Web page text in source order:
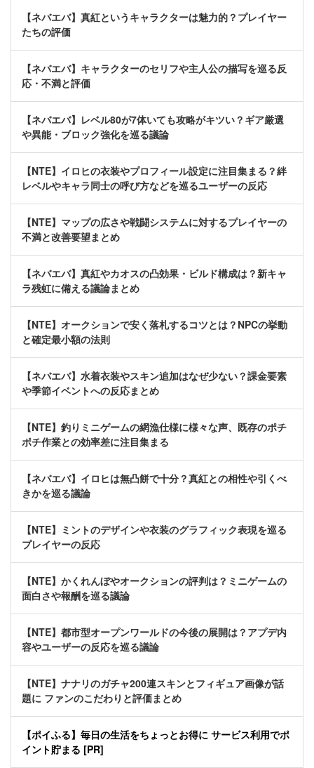
【ネバエバ】真紅というキャラクターは魅力的？プレイヤー
たちの評価
【ネバエバ】キャラクターのセリフや主人公の描写を巡る反
応・不満と評価
【ネバエバ】レベル80が7体いても攻略がキツい？ギア厳選
や異能・ブロック強化を巡る議論
【NTE】イロヒの衣装やプロフィール設定に注目集まる？絆
レベルやキャラ同士の呼び方などを巡るユーザーの反応
【NTE】マップの広さや戦闘システムに対するプレイヤーの
不満と改善要望まとめ
【ネバエバ】真紅やカオスの凸効果・ビルド構成は？新キャ
ラ残虹に備える議論まとめ
【NTE】オークションで安く落札するコツとは？NPCの挙動
と確定最小額の法則
【ネバエバ】水着衣装やスキン追加はなぜ少ない？課金要素
や季節イベントへの反応まとめ
【NTE】釣りミニゲームの網漁仕様に様々な声、既存のポチ
ポチ作業との効率差に注目集まる
【ネバエバ】イロヒは無凸餅で十分？真紅との相性や引くべ
きかを巡る議論
【NTE】ミントのデザインや衣装のグラフィック表現を巡る
プレイヤーの反応
【NTE】かくれんぼやオークションの評判は？ミニゲームの
面白さや報酬を巡る議論
【NTE】都市型オープンワールドの今後の展開は？アプデ内
容やユーザーの反応を巡る議論
【NTE】ナナリのガチャ200連スキンとフィギュア画像が話
題に ファンのこだわりと評価まとめ
【ポイふる】毎日の生活をちょっとお得に サービス利用でポ
イント貯まる [PR]